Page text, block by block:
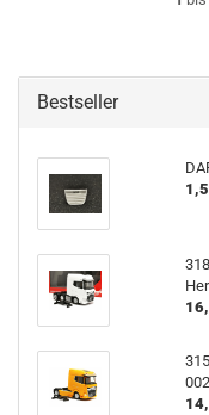
Bestseller
002